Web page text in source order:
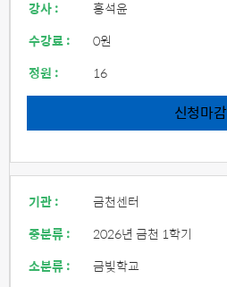
강사 :
홍석윤
수강료 :
0원
정원 :
16
신청마감
기관 :
금천센터
중분류 :
2026년 금천 1학기
소분류 :
금빛학교